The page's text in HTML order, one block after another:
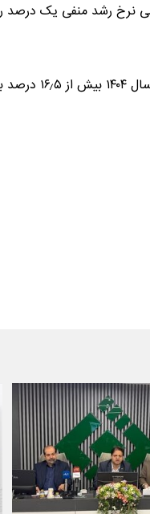
نرخ رشد منفی یک
از سوی دیگر